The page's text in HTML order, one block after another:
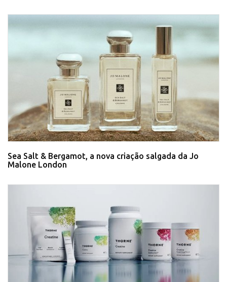
Sea Salt & Bergamot, a nova criação salgada da Jo
Malone London